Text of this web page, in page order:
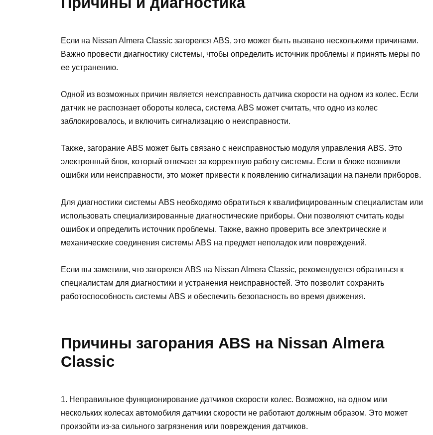
Если на Nissan Almera Classic загорелся ABS, это может быть вызвано несколькими причинами.
Важно провести диагностику системы, чтобы определить источник проблемы и принять меры по
ее устранению.
Одной из возможных причин является неисправность датчика скорости на одном из колес. Если
датчик не распознает обороты колеса, система ABS может считать, что одно из колес
заблокировалось, и включить сигнализацию о неисправности.
Также, загорание ABS может быть связано с неисправностью модуля управления ABS. Это
электронный блок, который отвечает за корректную работу системы. Если в блоке возникли
ошибки или неисправности, это может привести к появлению сигнализации на панели приборов.
Для диагностики системы ABS необходимо обратиться к квалифицированным специалистам или
использовать специализированные диагностические приборы. Они позволяют считать коды
ошибок и определить источник проблемы. Также, важно проверить все электрические и
механические соединения системы ABS на предмет неполадок или повреждений.
Если вы заметили, что загорелся ABS на Nissan Almera Classic, рекомендуется обратиться к
специалистам для диагностики и устранения неисправностей. Это позволит сохранить
работоспособность системы ABS и обеспечить безопасность во время движения.
Причины загорания ABS на Nissan Almera
Classic
1. Неправильное функционирование датчиков скорости колес. Возможно, на одном или
нескольких колесах автомобиля датчики скорости не работают должным образом. Это может
произойти из-за сильного загрязнения или повреждения датчиков.